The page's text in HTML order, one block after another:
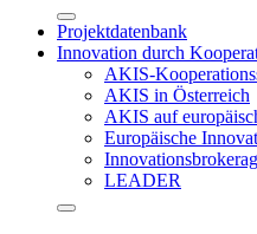
Projektdatenbank
Innovation durch
AKIS-
AKIS in Österreich
AKIS auf
Europäische
LEADER